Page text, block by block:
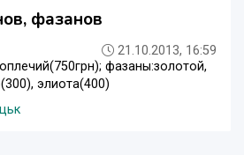
фазанов
21.10.2013, 16:59
фазаны:золотой,
элиота(400)